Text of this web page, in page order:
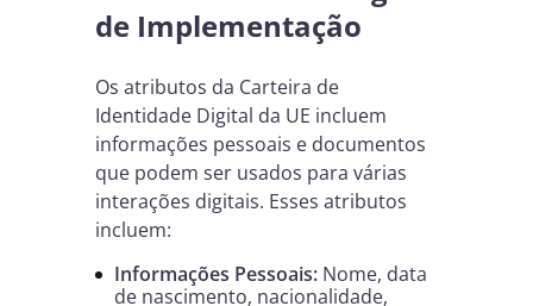
de Implementação
Os atributos da Carteira de
Identidade Digital da UE incluem
informações pessoais e documentos
que podem ser usados para várias
interações digitais. Esses atributos
incluem:
Informações Pessoais: Nome, data
de nascimento, nacionalidade,